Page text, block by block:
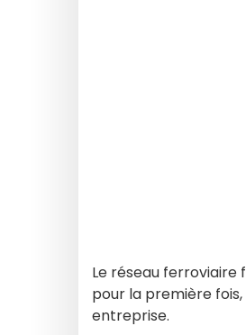
Le réseau ferroviaire
pour la première fois,
entreprise.